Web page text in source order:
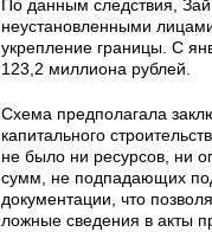
По данным следствия,
неустановленными
укрепление границы. С
123,2 миллиона рублей.
Схема предполагала
капитального
не было ни ресурсов, ни
сумм, не подпадающих
документации, что
ложные сведения в акты